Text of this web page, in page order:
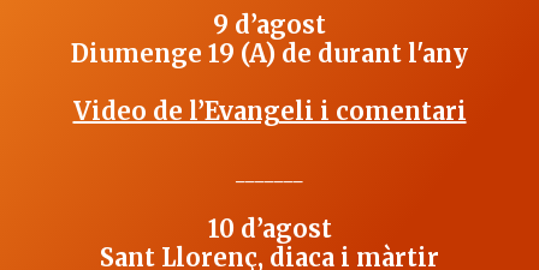
9 d’agost
Diumenge 19 (A) de durant l'any
Video de l’Evangeli i comentari
10 d’agost
Sant Llorenç, diaca i màrtir